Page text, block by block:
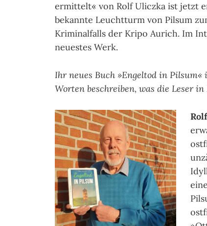
ermittelt« von Rolf Uliczka ist jetzt
bekannte Leuchtturm von Pilsum
Kriminalfalls der Kripo Aurich. Im
neuestes Werk.
Ihr neues Buch »Engeltod in
Worten beschreiben, was die Leser